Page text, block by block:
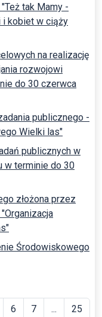
tak Mamy -
i kobiet w ciąży
na realizację
rozwojowi
do 30 czerwca
publicznego -
Wielki las"
publicznych w
w terminie do 30
złożona przez
Środowiskowego
6 7 ... 25